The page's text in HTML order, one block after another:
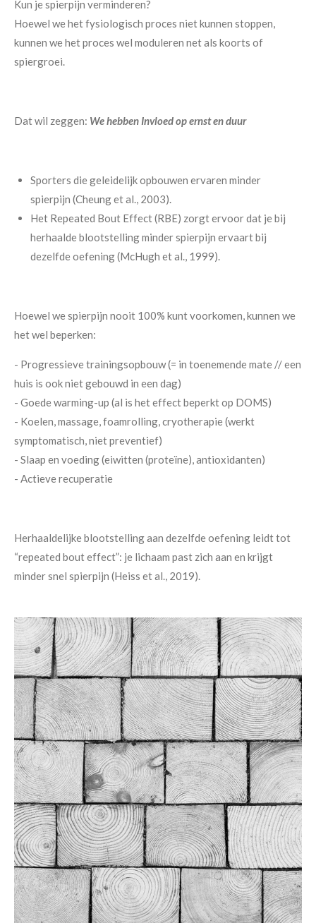
Kun je spierpijn verminderen?
Hoewel we het fysiologisch proces niet kunnen stoppen,
kunnen we het proces wel moduleren net als koorts of
spiergroei.
Dat wil zeggen: We hebben Invloed op ernst en duur
Sporters die geleidelijk opbouwen ervaren minder
spierpijn (Cheung et al., 2003).
Het Repeated Bout Effect (RBE) zorgt ervoor dat je bij
herhaalde blootstelling minder spierpijn ervaart bij
dezelfde oefening (McHugh et al., 1999).
Hoewel we spierpijn nooit 100% kunt voorkomen, kunnen we
het wel beperken:
- Progressieve trainingsopbouw (= in toenemende mate // een
huis is ook niet gebouwd in een dag)
- Goede warming-up (al is het effect beperkt op DOMS)
- Koelen, massage, foamrolling, cryotherapie (werkt
symptomatisch, niet preventief)
- Slaap en voeding (eiwitten (proteïne), antioxidanten)
- Actieve recuperatie
Herhaaldelijke blootstelling aan dezelfde oefening leidt tot
“repeated bout effect”: je lichaam past zich aan en krijgt
minder snel spierpijn (Heiss et al., 2019).